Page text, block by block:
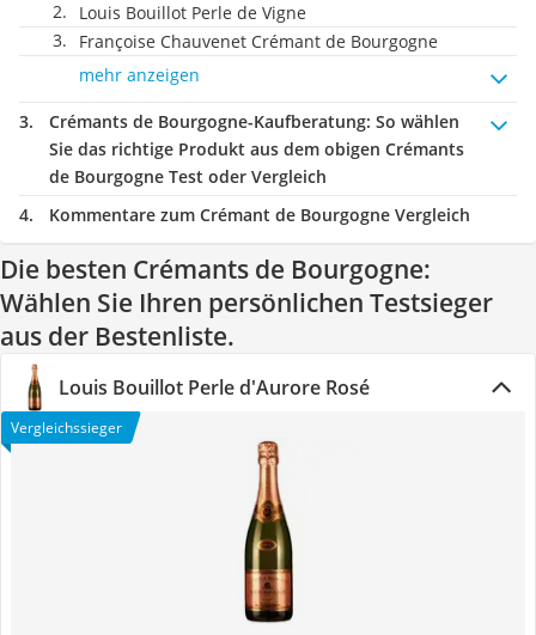
Louis Bouillot Perle de Vigne
Françoise Chauvenet Crémant de Bourgogne
mehr anzeigen
Crémants de Bourgogne-Kaufberatung: So wählen
Sie das richtige Produkt aus dem obigen Crémants
de Bourgogne Test oder Vergleich
Kommentare zum Crémant de Bourgogne Vergleich
Die besten Crémants de Bourgogne:
Wählen Sie Ihren persönlichen Testsieger
aus der Bestenliste.
Louis Bouillot Perle d'Aurore Rosé
Vergleichssieger